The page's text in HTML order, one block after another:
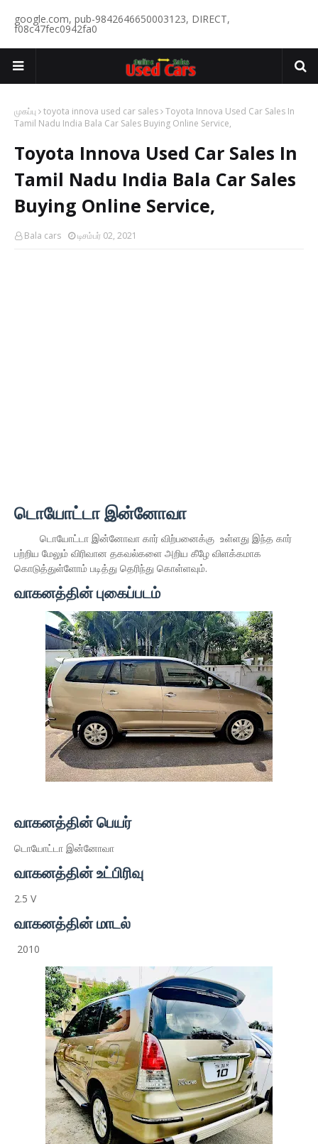
google.com, pub-9842646650003123, DIRECT,
f08c47fec0942fa0
முகப்பு toyota innova used car sales Toyota Innova Used Car Sales In
Tamil Nadu India Bala Car Sales Buying Online Service,
Toyota Innova Used Car Sales In
Tamil Nadu India Bala Car Sales
Buying Online Service,
Bala cars டிசம்பர் 02, 2021
டொயோட்டா இன்னோவா
டொயோட்டா இன்னோவா கார் விற்பனைக்கு உள்ளது இந்த கார்
பற்றிய மேலும் விரிவான தகவல்களை அறிய கீழே விளக்கமாக
கொடுத்துள்ளோம் படித்து தெரிந்து கொள்ளவும்.
வாகனத்தின் புகைப்படம்
வாகனத்தின் பெயர்
டொயோட்டா இன்னோவா
வாகனத்தின் உட்பிரிவு
2.5 V
வாகனத்தின் மாடல்
2010